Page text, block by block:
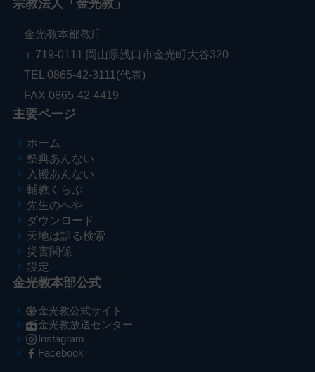
宗教法人「金光教」
金光教本部教庁
〒719-0111 岡山県浅口市金光町大谷320
TEL 0865-42-3111(代表)
FAX 0865-42-4419
主要ページ
ホーム
祭典あんない
入殿あんない
輔教くらぶ
先生のへや
ダウンロード
天地は語る検索
災害関係
設定
金光教本部公式
金光教公式サイト
金光教放送センター
Instagram
Facebook